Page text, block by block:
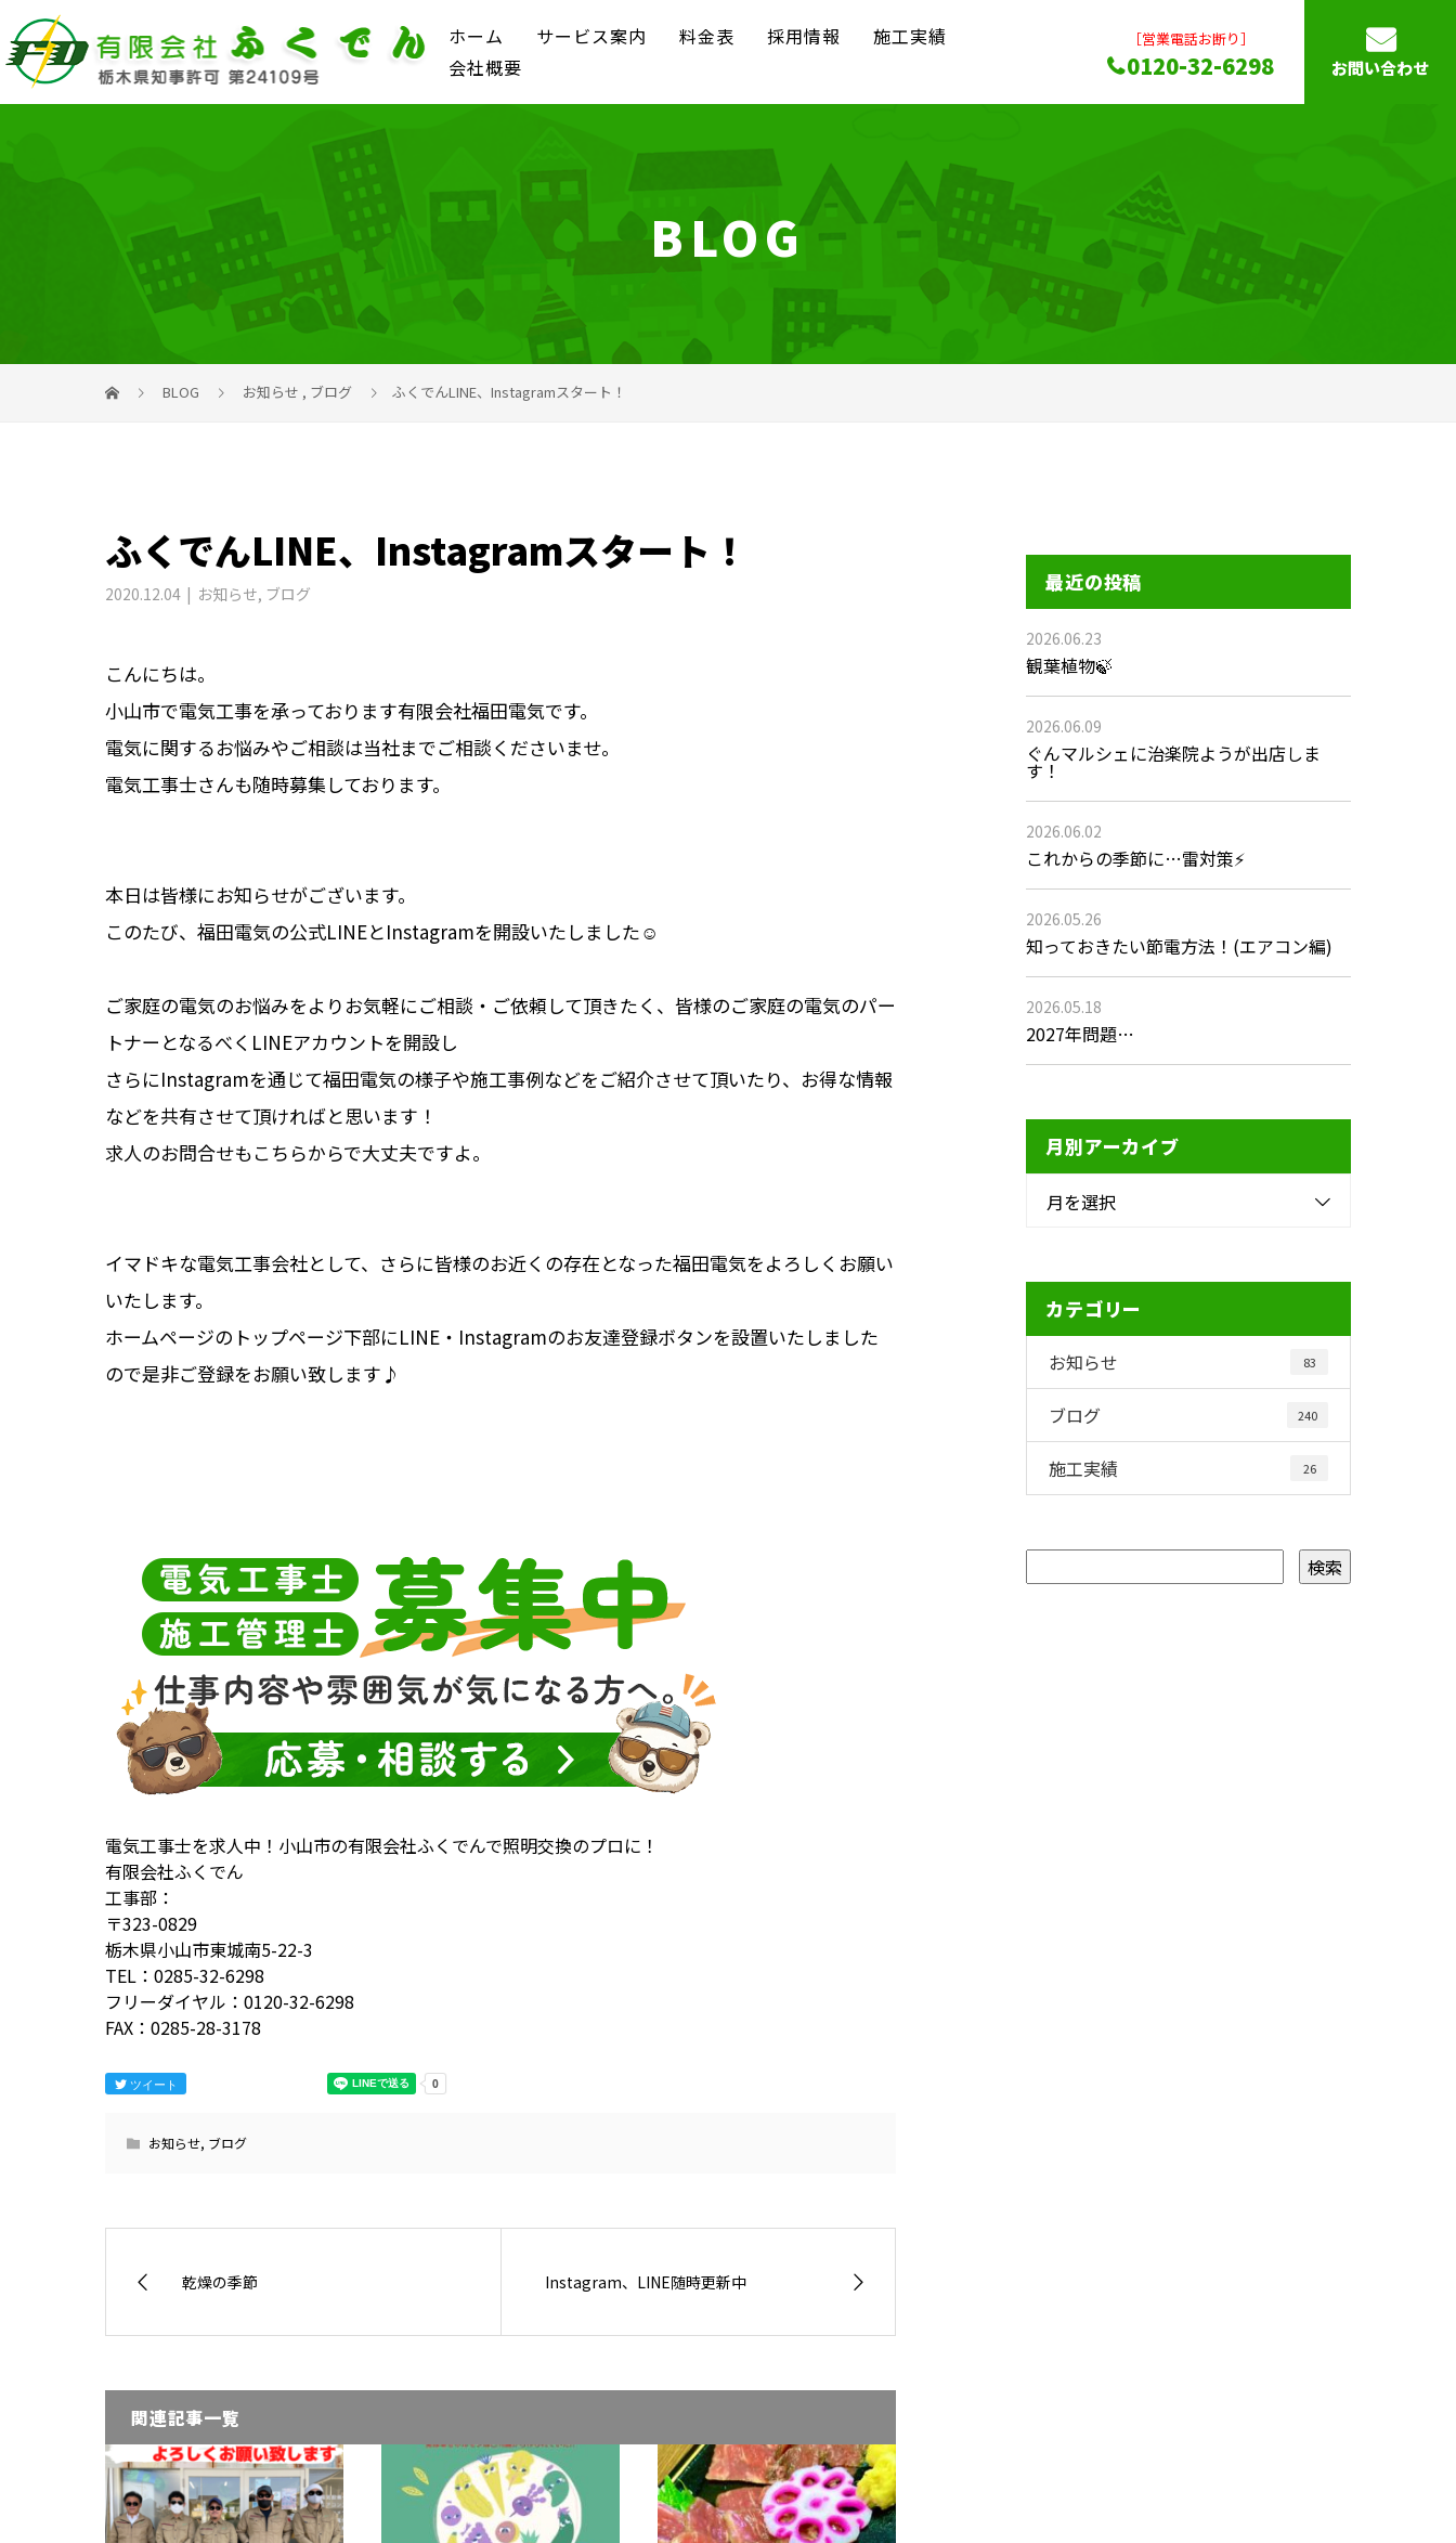
ホーム サービス案内 料金表 採用情報
施工実績
会社概要
［営業電話お断り］
0120-32-6298 お問い合わせ
BLOG
BLOG お知らせ , ブログ ふくでんLINE、Instagramスタート！
ふくでんLINE、Instagramスタート！
2020.12.04 お知らせ, ブログ
こんにちは。
小山市で電気工事を承っております有限会社福田電気です。
電気に関するお悩みやご相談は当社までご相談くださいませ。
電気工事士さんも随時募集しております。
本日は皆様にお知らせがございます。
このたび、福田電気の公式LINEとInstagramを開設いたしました☺
ご家庭の電気のお悩みをよりお気軽にご相談・ご依頼して頂きたく、皆様のご家庭の電気のパー
トナーとなるべくLINEアカウントを開設し
さらにInstagramを通じて福田電気の様子や施工事例などをご紹介させて頂いたり、お得な情報
などを共有させて頂ければと思います！
求人のお問合せもこちらからで大丈夫ですよ。
イマドキな電気工事会社として、さらに皆様のお近くの存在となった福田電気をよろしくお願い
いたします。
ホームページのトップページ下部にLINE・Instagramのお友達登録ボタンを設置いたしました
ので是非ご登録をお願い致します♪
電気工事士を求人中！小山市の有限会社ふくでんで照明交換のプロに！
有限会社ふくでん
工事部：
〒323-0829
栃木県小山市東城南5-22-3
TEL：0285-32-6298
フリーダイヤル：0120-32-6298
FAX：0285-28-3178
ツイート
お知らせ, ブログ
乾燥の季節 Instagram、LINE随時更新中
関連記事一覧
最近の投稿
2026.06.23
観葉植物🍃
2026.06.09
ぐんマルシェに治楽院ようが出店しま
す！
2026.06.02
これからの季節に…雷対策⚡
2026.05.26
知っておきたい節電方法！(エアコン編)
2026.05.18
2027年問題…
月別アーカイブ
月を選択
カテゴリー
お知らせ 83
ブログ 240
施工実績 26